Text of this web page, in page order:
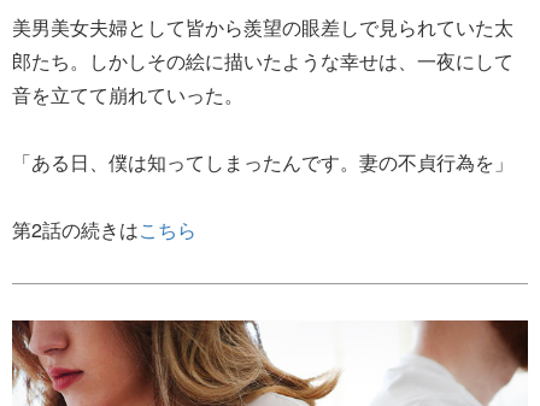
美男美女夫婦として皆から羨望の眼差しで見られていた太
郎たち。しかしその絵に描いたような幸せは、一夜にして
音を立てて崩れていった。
「ある日、僕は知ってしまったんです。妻の不貞行為を」
第2話の続きはこちら